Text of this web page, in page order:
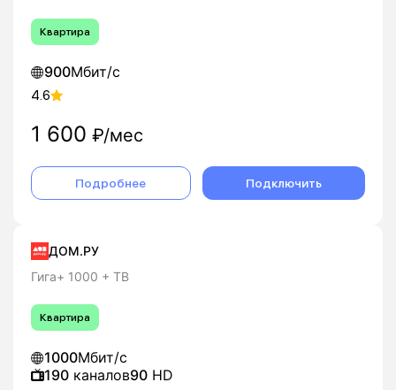
Квартира
900Мбит/с
4.6
1 600 ₽/мес
Подробнее Подключить
ДОМ.РУ
Гига+ 1000 + ТВ
Квартира
1000Мбит/с
190 каналов90 HD